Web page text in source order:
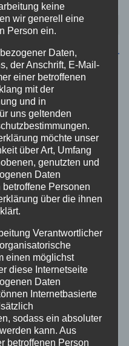
keine
wir generell eine
Person ein.
Daten,
der Anschrift, E-Mail-
einer betroffenen
mit der
und in
uns geltenden
möchte unser
über Art, Umfang
genutzten und
Daten
Personen
über die ihnen
Verantwortlicher
einen möglichst
diese Internetseite
Daten
Internetbasierte
sodass ein absoluter
kann. Aus
betroffenen Person